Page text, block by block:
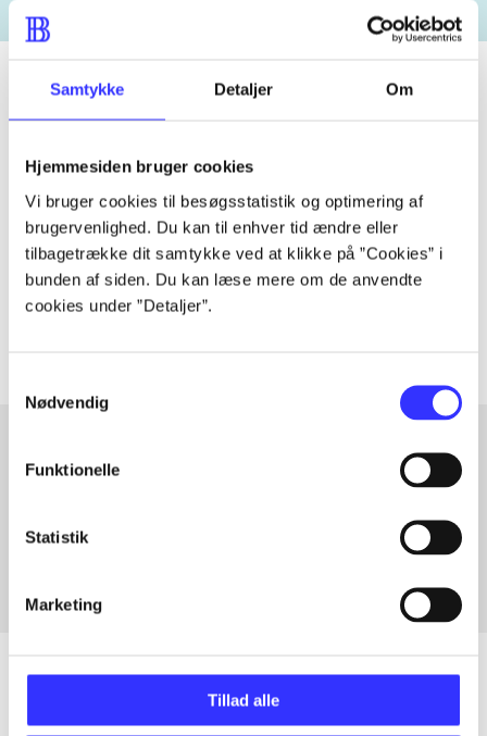
Samtykke Detaljer Om
Hjemmesiden bruger cookies
Vi bruger cookies til besøgsstatistik og optimering af
brugervenlighed. Du kan til enhver tid ændre eller
tilbagetrække dit samtykke ved at klikke på ”Cookies” i
bunden af siden. Du kan læse mere om de anvendte
cookies under ”Detaljer”.
Nødvendig
Funktionelle
Statistik
Marketing
Tillad alle
Artiklen er en del af
lorem ipsum dolor sit amet ...
Artiklerne ihandler ofte om